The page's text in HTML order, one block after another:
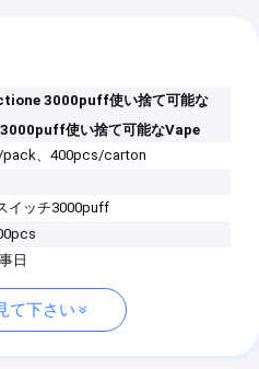
3000puff使い捨て可能な
使い捨て可能なVape
、400pcs/carton
イッチ3000puff
日
て下さい